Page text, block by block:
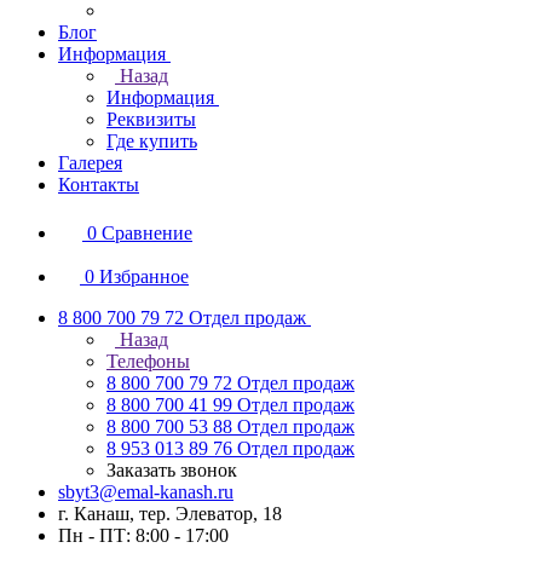
Блог
Информация
Назад
Информация
Реквизиты
Где купить
Галерея
Контакты
0 Сравнение
0 Избранное
8 800 700 79 72 Отдел продаж
Назад
Телефоны
8 800 700 79 72 Отдел продаж
8 800 700 41 99 Отдел продаж
8 800 700 53 88 Отдел продаж
8 953 013 89 76 Отдел продаж
Заказать звонок
sbyt3@emal-kanash.ru
г. Канаш, тер. Элеватор, 18
Пн - ПТ: 8:00 - 17:00